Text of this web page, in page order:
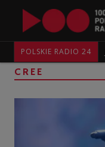
POLSKIE RADIO 24
CREE